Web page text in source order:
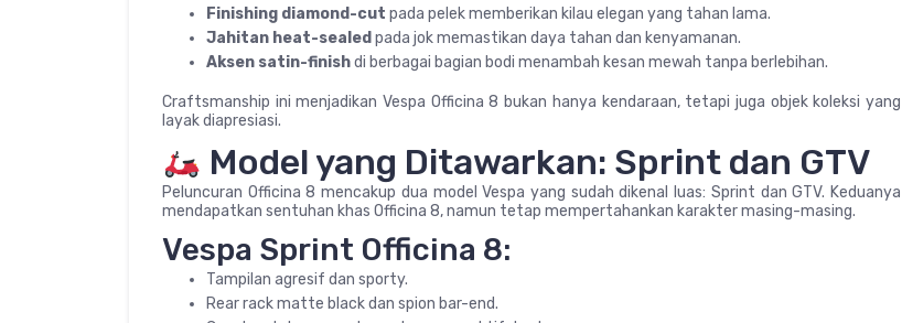
Finishing diamond-cut pada pelek memberikan kilau elegan yang tahan lama.
Jahitan heat-sealed pada jok memastikan daya tahan dan kenyamanan.
Aksen satin-finishdi berbagai bagian bodi menambah kesan mewah tanpa berlebihan.
Craftsmanship ini menjadikan Vespa Officina 8 bukan hanya kendaraan, tetapi juga objek koleksi yang
layak diapresiasi.
Model yang Ditawarkan: Sprint dan GTV
Peluncuran Officina 8 mencakup dua model Vespa yang sudah dikenal luas: Sprint dan GTV. Keduanya
mendapatkan sentuhan khas Officina 8, namun tetap mempertahankan karakter masing-masing.
Vespa Sprint Officina 8:
Tampilan agresif dan sporty.
Rear rack matte black dan spion bar-end.